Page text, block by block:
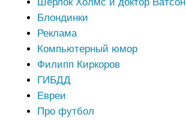
Блондинки
Реклама
Компьютерный юмор
Филипп Киркоров
ГИБДД
Евреи
Про футбол